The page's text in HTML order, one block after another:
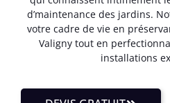
d’maintenance des jardins.
votre cadre de vie en
Valigny tout en
installations